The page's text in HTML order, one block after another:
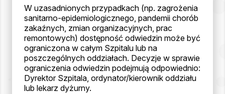
W uzasadnionych przypadkach (np. zagrożenia
sanitarno-epidemiologicznego, pandemii chorób
zakaźnych, zmian organizacyjnych, prac
remontowych) dostępność odwiedzin może być
ograniczona w całym Szpitalu lub na
poszczególnych oddziałach. Decyzje w sprawie
ograniczenia odwiedzin podejmują odpowiednio:
Dyrektor Szpitala, ordynator/kierownik oddziału
lub lekarz dyżurny.